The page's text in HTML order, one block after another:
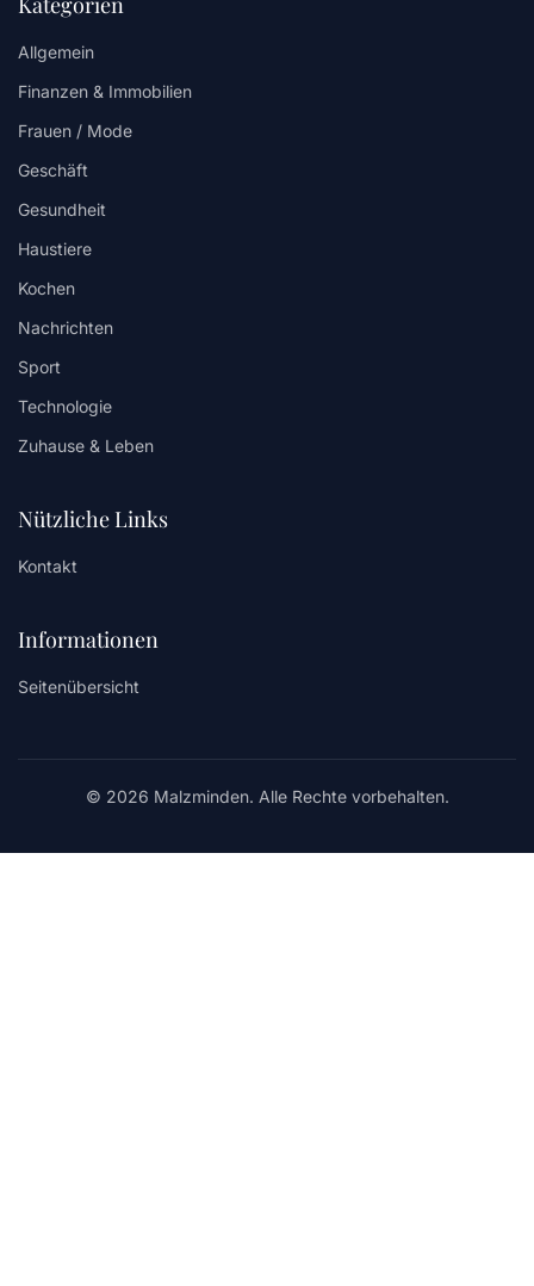
Allgemein
Finanzen & Immobilien
Frauen / Mode
Geschäft
Gesundheit
Haustiere
Kochen
Nachrichten
Sport
Technologie
Zuhause & Leben
Nützliche Links
Kontakt
Informationen
Seitenübersicht
© 2026 Malzminden. Alle Rechte vorbehalten.